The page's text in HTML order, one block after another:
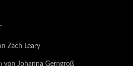
Zach Leary
von Johanna Gerngroß